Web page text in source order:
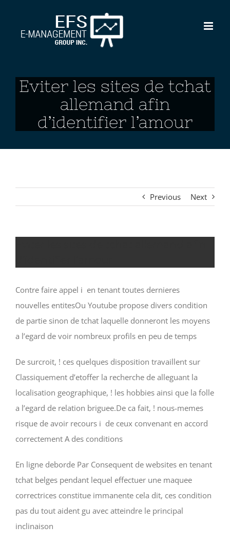
content
Eviter les sites de tchat
allemand afin
d’identifier l’amour
Previous Next
Contre faire appel i en tenant toutes dernieres
nouvelles entitesOu Youtube propose divers condition
de partie sinon de tchat laquelle donneront les moyens
a l’egard de voir nombreux profils en peu de temps
De surcroit, ! ces quelques disposition travaillent sur
Classiquement d’etoffer la recherche de alleguant la
localisation geographique, ! les hobbies ainsi que la folle
a l’egard de relation briguee.De ca fait, ! nous-memes
risque de avoir recours i de ceux convenant en accord
correctement A des conditions
En ligne deborde Par Consequent de websites en tenant
tchat belges pendant lequel effectuer une maquee
correctrices constitue immanente cela dit, ces condition
pas du tout aident gu avec atteindre le principal
inclinaison